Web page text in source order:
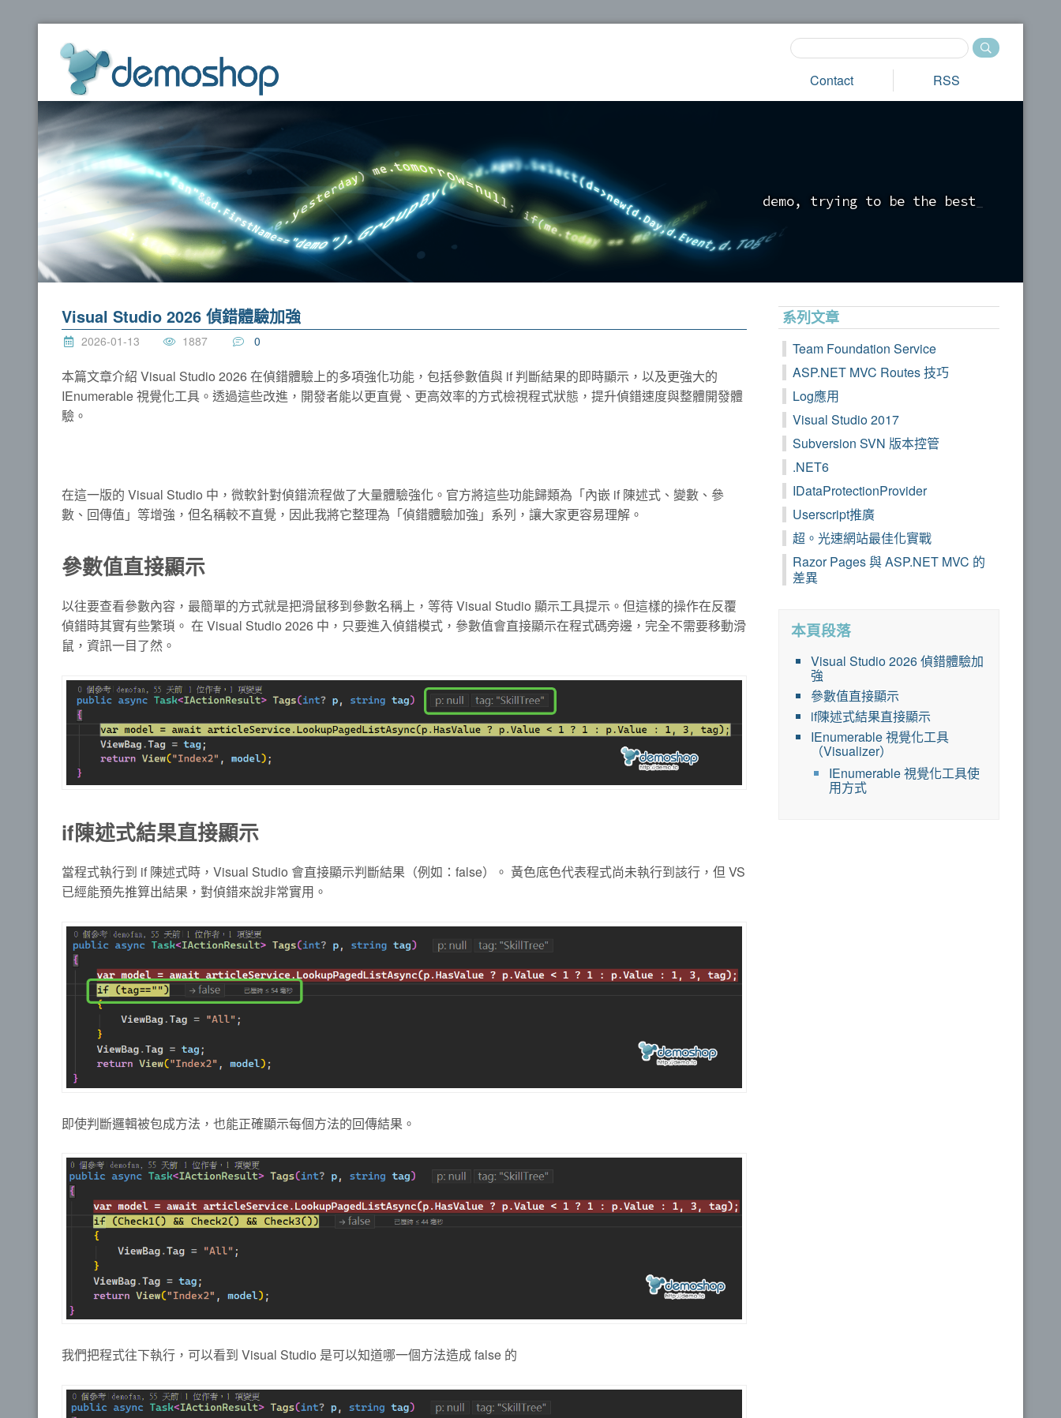
Contact RSS
demo, tryi ng to be the best
Visual Studio 2026 偵錯體驗加強
2026-01-13 1887 0
本篇文章介紹 Visual Studio 2026 在偵錯體驗上的多項強化功能，包括參數值與 if 判斷結果的即時顯示，以及更強大的
IEnumerable 視覺化工具。透過這些改進，開發者能以更直覺、更高效率的方式檢視程式狀態，提升偵錯速度與整體開發體
驗。
在這一版的 Visual Studio 中，微軟針對偵錯流程做了大量體驗強化。官方將這些功能歸類為「內嵌 if 陳述式、變數、參
數、回傳值」等增強，但名稱較不直覺，因此我將它整理為「偵錯體驗加強」系列，讓大家更容易理解。
參數值直接顯示
以往要查看參數內容，最簡單的方式就是把滑鼠移到參數名稱上，等待 Visual Studio 顯示工具提示。但這樣的操作在反覆
偵錯時其實有些繁瑣。 在 Visual Studio 2026 中，只要進入偵錯模式，參數值會直接顯示在程式碼旁邊，完全不需要移動滑
鼠，資訊一目了然。
if陳述式結果直接顯示
當程式執行到 if 陳述式時，Visual Studio 會直接顯示判斷結果（例如：false）。 黃色底色代表程式尚未執行到該行，但 VS
已經能預先推算出結果，對偵錯來說非常實用。
即使判斷邏輯被包成方法，也能正確顯示每個方法的回傳結果。
我們把程式往下執行，可以看到 Visual Studio 是可以知道哪一個方法造成 false 的
系列文章
Team Foundation Service
ASP.NET MVC Routes 技巧
Log應用
Visual Studio 2017
Subversion SVN 版本控管
.NET6
IDataProtectionProvider
Userscript推廣
超。光速網站最佳化實戰
Razor Pages 與 ASP.NET MVC 的
差異
本頁段落
Visual Studio 2026 偵錯體驗加
強
參數值直接顯示
if陳述式結果直接顯示
IEnumerable 視覺化工具
（Visualizer）
IEnumerable 視覺化工具使
用方式